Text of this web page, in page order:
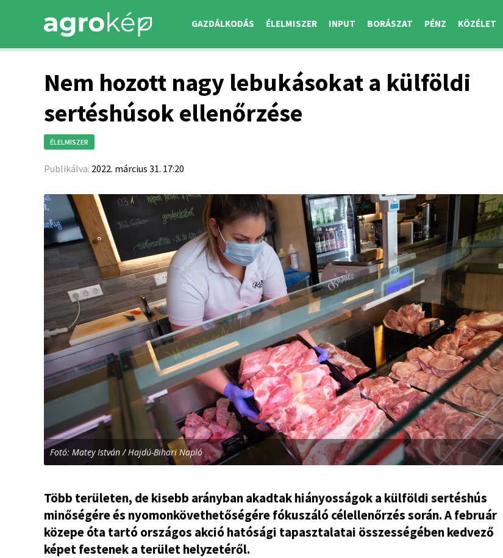
GAZDÁLKODÁS ÉLELMISZER INPUT BORÁSZAT PÉNZ KÖZÉLET
Nem hozott nagy lebukásokat a külföldi
sertéshúsok ellenőrzése
ÉLELMISZER
Publikálva: 2022. március 31. 17:20
Fotó: Matey István / Hajdú-Bihari Napló
Több területen, de kisebb arányban akadtak hiányosságok a külföldi sertéshús
minőségére és nyomonkövethetőségére fókuszáló célellenőrzés során. A február
közepe óta tartó országos akció hatósági tapasztalatai összességében kedvező
képet festenek a terület helyzetéről.